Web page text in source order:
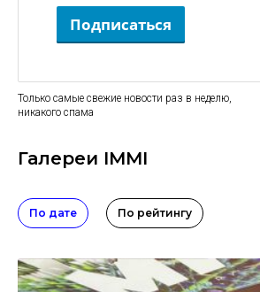
Подписаться
Только самые свежие новости раз в неделю,
никакого спама
Галереи IMMI
По дате По рейтингу